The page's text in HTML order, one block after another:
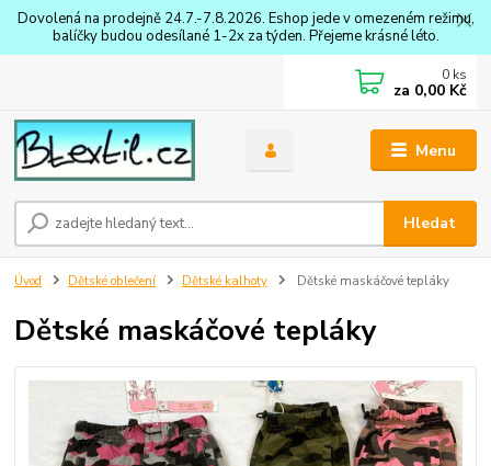
Dovolená na prodejně 24.7.-7.8.2026. Eshop jede v omezeném režimu,
balíčky budou odesílané 1-2x za týden. Přejeme krásné léto.
Menu
Hledat
0 ks
za 0,00 Kč
Úvod Dětské oblečení Dětské kalhoty Dětské maskáčové tepláky
Dětské maskáčové tepláky